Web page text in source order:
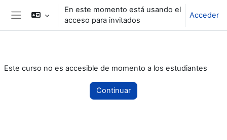
Salta al contenido principal
Panel lateral
En este momento está usando el
acceso para invitados
Acceder
Este curso no es accesible de momento a los estudiantes
Continuar